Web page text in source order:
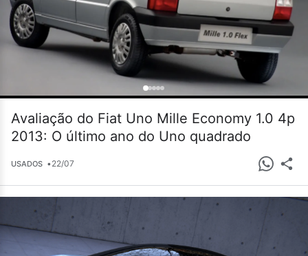
Avaliação do Fiat Uno Mille Economy 1.0 4p
2013: O último ano do Uno quadrado
USADOS •22/07